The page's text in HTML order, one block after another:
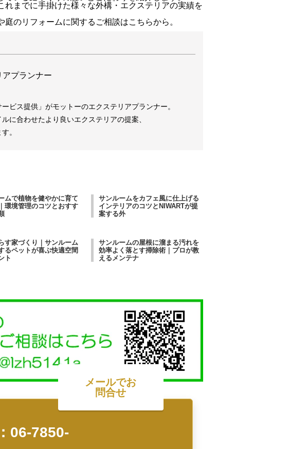
れまでに手掛けた様々な外構・エクステリアの実績を
のリフォームに関するご相談はこちらから。
アプランナー
ービス提供」がモットーのエクステリアプランナー。
に合わせたより良いエクステリアの提案、
。
ムで植物を健やかに育て
環境管理のコツとおすす
サンルームをカフェ風に仕上げる
インテリアのコツとNIWARTが提
案する外
す家づくり｜サンルーム
るペットが喜ぶ快適空間
ト
サンルームの屋根に溜まる汚れを
効率よく落とす掃除術｜プロが教
えるメンテナ
06-7850-
メールでお
問合せ